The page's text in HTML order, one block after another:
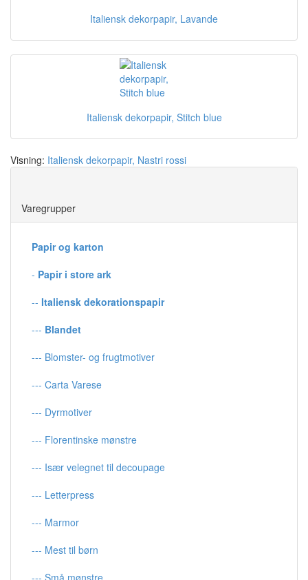
Italiensk dekorpapir, Lavande
Italiensk dekorpapir, Stitch blue
Visning: Italiensk dekorpapir, Nastri rossi
Varegrupper
Papir og karton
- Papir i store ark
-- Italiensk dekorationspapir
--- Blandet
--- Blomster- og frugtmotiver
--- Carta Varese
--- Dyrmotiver
--- Florentinske mønstre
--- Især velegnet til decoupage
--- Letterpress
--- Marmor
--- Mest til børn
--- Små mønstre